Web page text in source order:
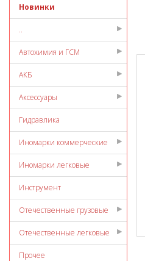
Новинки
..
Автохимия и ГСМ
АКБ
Аксессуары
Гидравлика
Иномарки коммерческие
Иномарки легковые
Инструмент
Отечественные грузовые
Отечественные легковые
Прочее